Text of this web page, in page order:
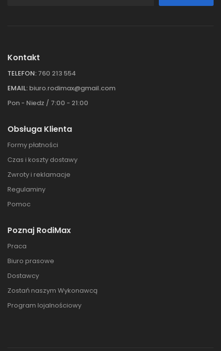
Kontakt
TELEFON: 760 213 554
EMAIL: biuro.rodimax@gmail.com
Pon - Niedz / 7:00 - 21:00
Obsługa Klienta
Formy płatności
Czas i koszty dostawy
Zwroty i reklamacje
Regulaminy
Pomoc
Poznaj RodiMax
Praca
Biuro prasowe
Dostawcy
Zostań naszym Wykonawcą
Program lojalnościowy